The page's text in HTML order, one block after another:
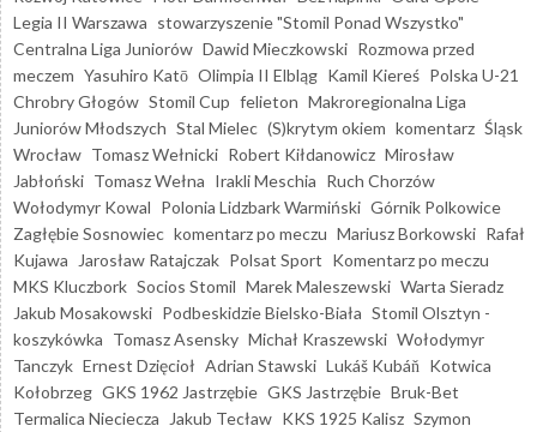
Legia II Warszawa stowarzyszenie "Stomil Ponad Wszystko"
Centralna Liga Juniorów Dawid Mieczkowski Rozmowa przed
meczem Yasuhiro Katō Olimpia II Elbląg Kamil Kiereś Polska U-21
Chrobry Głogów Stomil Cup felieton Makroregionalna Liga
Juniorów Młodszych Stal Mielec (S)krytym okiem komentarz Śląsk
Wrocław Tomasz Wełnicki Robert Kiłdanowicz Mirosław
Jabłoński Tomasz Wełna Irakli Meschia Ruch Chorzów
Wołodymyr Kowal Polonia Lidzbark Warmiński Górnik Polkowice
Zagłębie Sosnowiec komentarz po meczu Mariusz Borkowski Rafał
Kujawa
Jarosław Ratajczak Polsat Sport Komentarz po meczu
MKS Kluczbork Socios Stomil Marek Maleszewski Warta Sieradz
Jakub Mosakowski Podbeskidzie Bielsko-Biała Stomil Olsztyn -
koszykówka Tomasz Asensky Michał Kraszewski Wołodymyr
Tanczyk Ernest Dzięcioł Adrian Stawski Lukáš Kubáň Kotwica
Kołobrzeg GKS 1962 Jastrzębie GKS Jastrzębie Bruk-Bet
Termalica Nieciecza
Jakub Tecław KKS 1925 Kalisz Szymon